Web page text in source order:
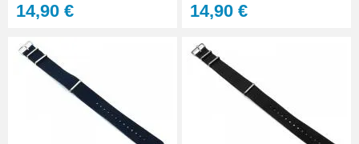
14,90 € 14,90 €